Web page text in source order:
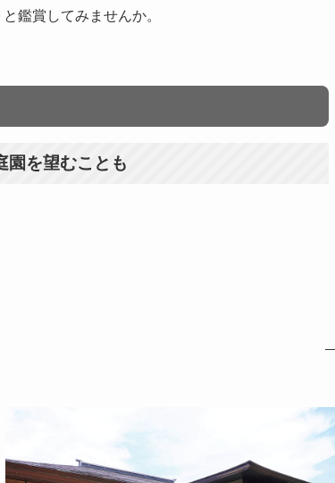
鑑賞してみませんか。
園を望むことも